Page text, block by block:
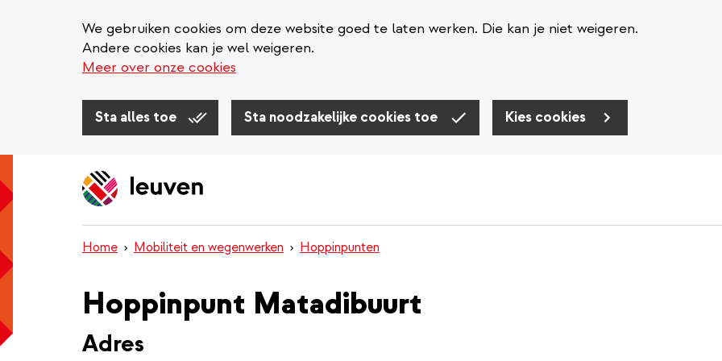
We gebruiken cookies om deze website goed te laten werken. Die kan je niet weigeren.
Andere cookies kan je wel weigeren.
Meer over onze cookies
Sta alles toe Sta noodzakelijke cookies toe Kies cookies
Home Mobiliteit en wegenwerken Hoppinpunten
Hoppinpunt Matadibuurt
Adres